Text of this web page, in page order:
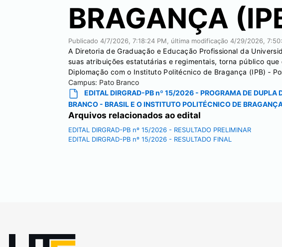
BRAGANÇA
Publicado 4/7/2026, 7:18:24 PM , última modificação 4/29/2026,
A Diretoria de Graduação e Educação Profissional da
suas atribuições estatutárias e regimentais, torna público
Diplomação com o Instituto Politécnico de Bragança (IPB) ‐
Campus: Pato Branco
EDITAL DIRGRAD-PB nº 15/2026 - PROGRAMA DE DUPLA
BRANCO - BRASIL E O INSTITUTO POLITÉCNICO DE
Arquivos relacionados ao edital
EDITAL DIRGRAD-PB nº 15/2026 - RESULTADO PRELIMINAR
EDITAL DIRGRAD-PB nº 15/2026 - RESULTADO FINAL